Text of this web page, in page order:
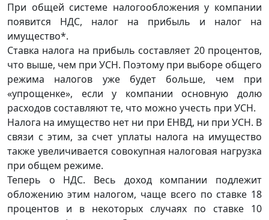
При общей системе налогообложения у компании
появится НДС, налог на прибыль и налог на
имущество*.
Ставка налога на прибыль составляет 20 процентов,
что выше, чем при УСН. Поэтому при выборе общего
режима налогов уже будет больше, чем при
«упрощенке», если у компании основную долю
расходов составляют те, что можно учесть при УСН.
Налога на имущество нет ни при ЕНВД, ни при УСН. В
связи с этим, за счет уплаты налога на имущество
также увеличивается совокупная налоговая нагрузка
при общем режиме.
Теперь о НДС. Весь доход компании подлежит
обложению этим налогом, чаще всего по ставке 18
процентов и в некоторых случаях по ставке 10